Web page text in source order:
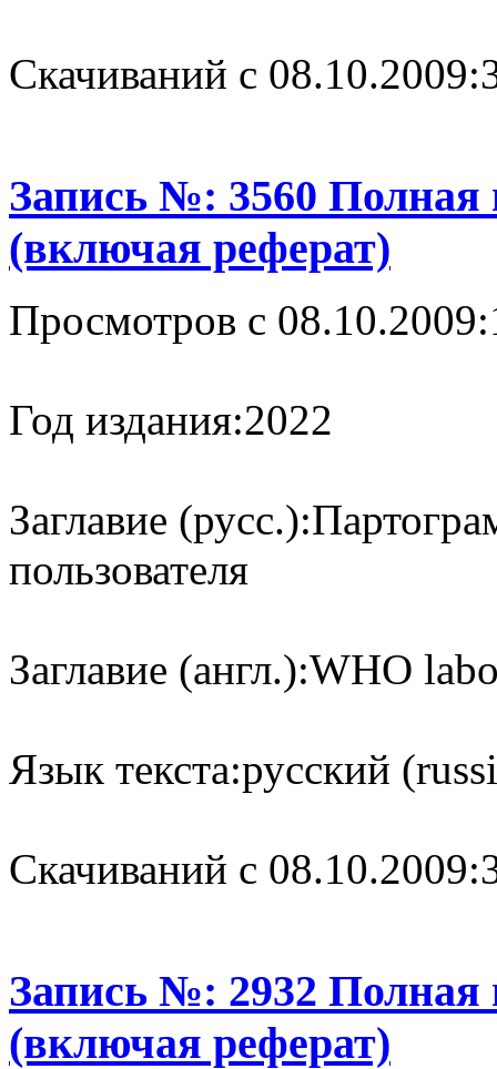
Cкачиваний с 08.10.2009:
Запись №: 3560 Полная
(включая реферат)
Просмотров с 08.10.2009:
Год издания:2022
Заглавие (русс.):
пользователя
Заглавие (англ.):WHO
Язык текста:русский
Cкачиваний с 08.10.2009:
Запись №: 2932 Полная
(включая реферат)